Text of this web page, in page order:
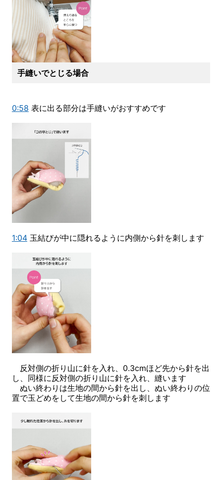
手縫いでとじる場合
0:58 表に出る部分は手縫いがおすすめです
1:04玉結びが中に隠れるように内側から針を刺します
反対側の折り山に針を入れ、0.3cmほど先から針を出
し、同様に反対側の折り山に針を入れ、縫います
ぬい終わりは生地の間から針を出し、ぬい終わりの位
置で玉どめをして生地の間から針を刺します